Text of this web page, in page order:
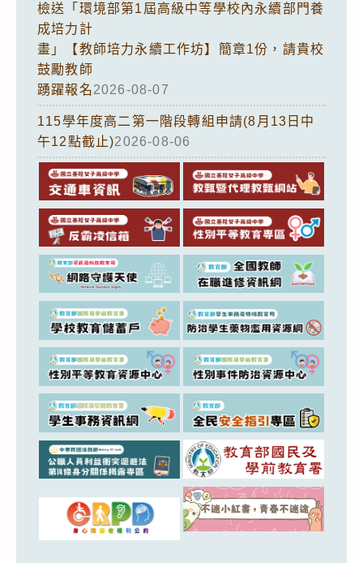
檢送「環境部第1屆高級中等學校內永續部門養
成培力計
畫」【教師培力永續工作坊】簡章1份，請貴校
鼓勵教師
踴躍報名2026-08-07
115學年度高二第一階段轉組申請(8月13日中
午12點截止)2026-08-06